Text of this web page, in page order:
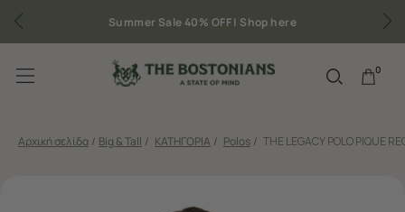
Summer Sale 40% OFF | Shop here
0
Αρχική σελίδα / Big & Tall / ΚΑΤΗΓΟΡΙΑ / Polos / THE LEGACY POLO PIQUE